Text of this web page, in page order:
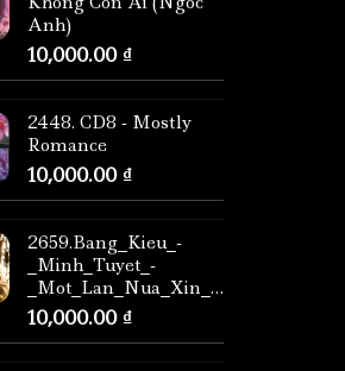
Anh)
10,000.00 ₫
2448. CD8 - Mostly
Romance
10,000.00 ₫
2659.Bang_Kieu_-
_Minh_Tuyet_-
_Mot_Lan_Nua_Xin_Co_Nhau_(2010)
10,000.00 ₫